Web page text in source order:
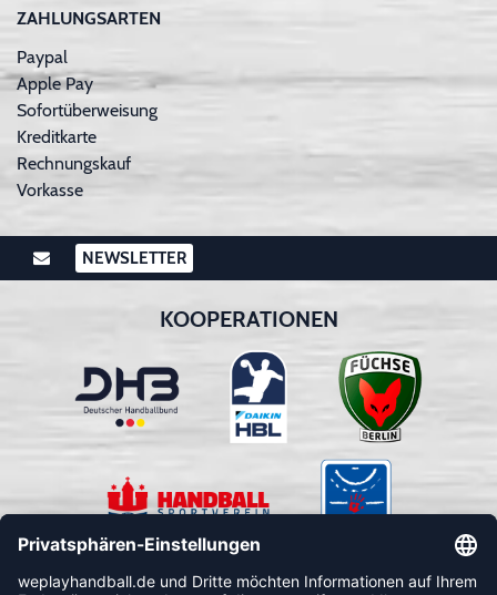
ZAHLUNGSARTEN
Paypal
Apple Pay
Sofortüberweisung
Kreditkarte
Rechnungskauf
Vorkasse
NEWSLETTER
KOOPERATIONEN